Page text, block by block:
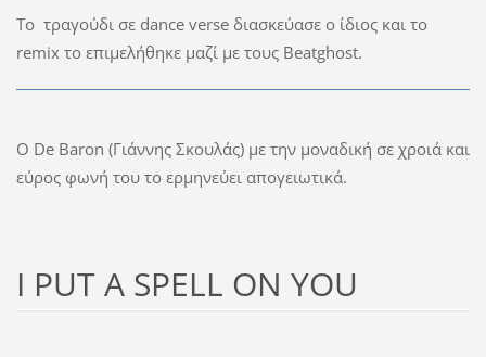
Το τραγούδι σε dance verse διασκεύασε ο ίδιος και το
remix το επιμελήθηκε μαζί με τους Beatghost.
Ο De Baron (Γιάννης Σκουλάς) με την μοναδική σε χροιά και
εύρος φωνή του το ερμηνεύει απογειωτικά.
I PUT A SPELL ON YOU